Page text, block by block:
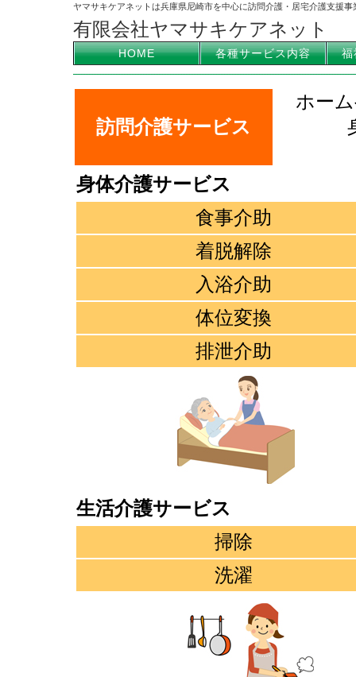
ヤマサキケアネットは兵庫県尼崎市を中心に訪問介護・居宅介護支援
有限会社ヤマサキケアネット
HOME 各種サービス内容 福
訪問介護サービス
ホー
身体介護サービス
食事介助
着脱解除
入浴介助
体位変換
排泄介助
生活介護サービス
掃除
洗濯